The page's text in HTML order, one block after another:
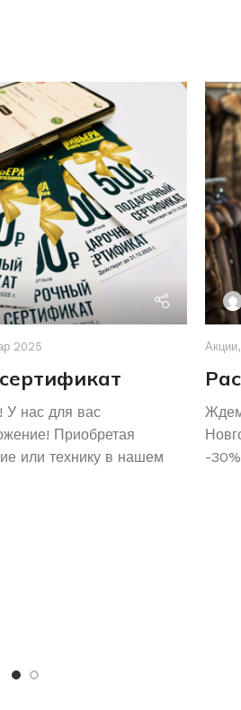
2025
У нас для вас
Приобретая
или технику в нашем
Акции,
-